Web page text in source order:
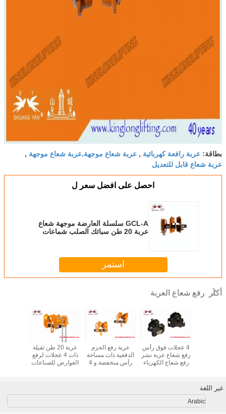
بطاقة: عربة رافعة كهربائية , عربة شعاع موجهة,عربة شعاع موجهة ,
عربة شعاع قابل للتعديل
احصل على افضل سعر ل
GCL-A سلسلة العارضة موجهة شعاع
عربة 20 طن سبائك الصلب شماعات
استمر
أكثر رفع شعاع العربة
عربة 20 طن ثقيلة
ذات 4 عجلات لرفع
العوارض للصناعات
عربة رفع الحزم
الدفعية ذات مساحة
رأس منخفضة و 4
4 عجلات فوق رأس
رفع شعاع عربة نشر
رفع شعاع الكهرباء
غير اللغة
Arabic